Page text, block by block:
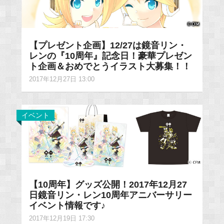
【プレゼント企画】12/27は鏡音リン・
レンの『10周年』記念日！豪華プレゼン
ト企画＆おめでとうイラスト大募集！！
2017年12月27日 13:00
イベント
【10周年】グッズ公開！2017年12月27
日鏡音リン・レン10周年アニバーサリー
イベント情報です♪
2017年12月19日 17:30